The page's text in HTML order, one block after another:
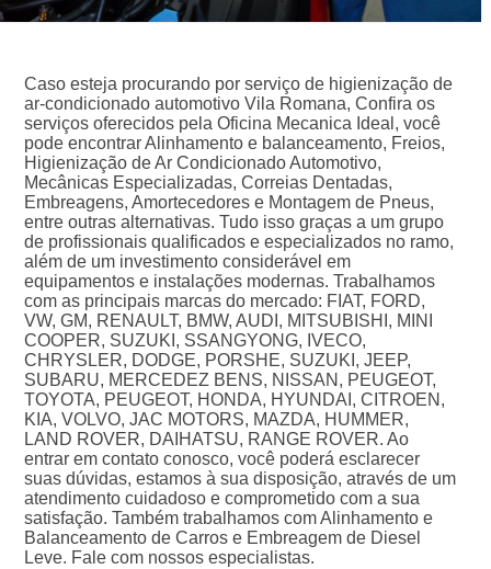
Caso esteja procurando por serviço de higienização de
ar-condicionado automotivo Vila Romana, Confira os
serviços oferecidos pela Oficina Mecanica Ideal, você
pode encontrar Alinhamento e balanceamento, Freios,
Higienização de Ar Condicionado Automotivo,
Mecânicas Especializadas, Correias Dentadas,
Embreagens, Amortecedores e Montagem de Pneus,
entre outras alternativas. Tudo isso graças a um grupo
de profissionais qualificados e especializados no ramo,
além de um investimento considerável em
equipamentos e instalações modernas. Trabalhamos
com as principais marcas do mercado: FIAT, FORD,
VW, GM, RENAULT, BMW, AUDI, MITSUBISHI, MINI
COOPER, SUZUKI, SSANGYONG, IVECO,
CHRYSLER, DODGE, PORSHE, SUZUKI, JEEP,
SUBARU, MERCEDEZ BENS, NISSAN, PEUGEOT,
TOYOTA, PEUGEOT, HONDA, HYUNDAI, CITROEN,
KIA, VOLVO, JAC MOTORS, MAZDA, HUMMER,
LAND ROVER, DAIHATSU, RANGE ROVER. Ao
entrar em contato conosco, você poderá esclarecer
suas dúvidas, estamos à sua disposição, através de um
atendimento cuidadoso e comprometido com a sua
satisfação. Também trabalhamos com Alinhamento e
Balanceamento de Carros e Embreagem de Diesel
Leve. Fale com nossos especialistas.